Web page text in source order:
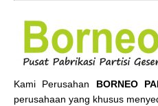
Kami Perusahan BORNEO
perusahaan yang khusus